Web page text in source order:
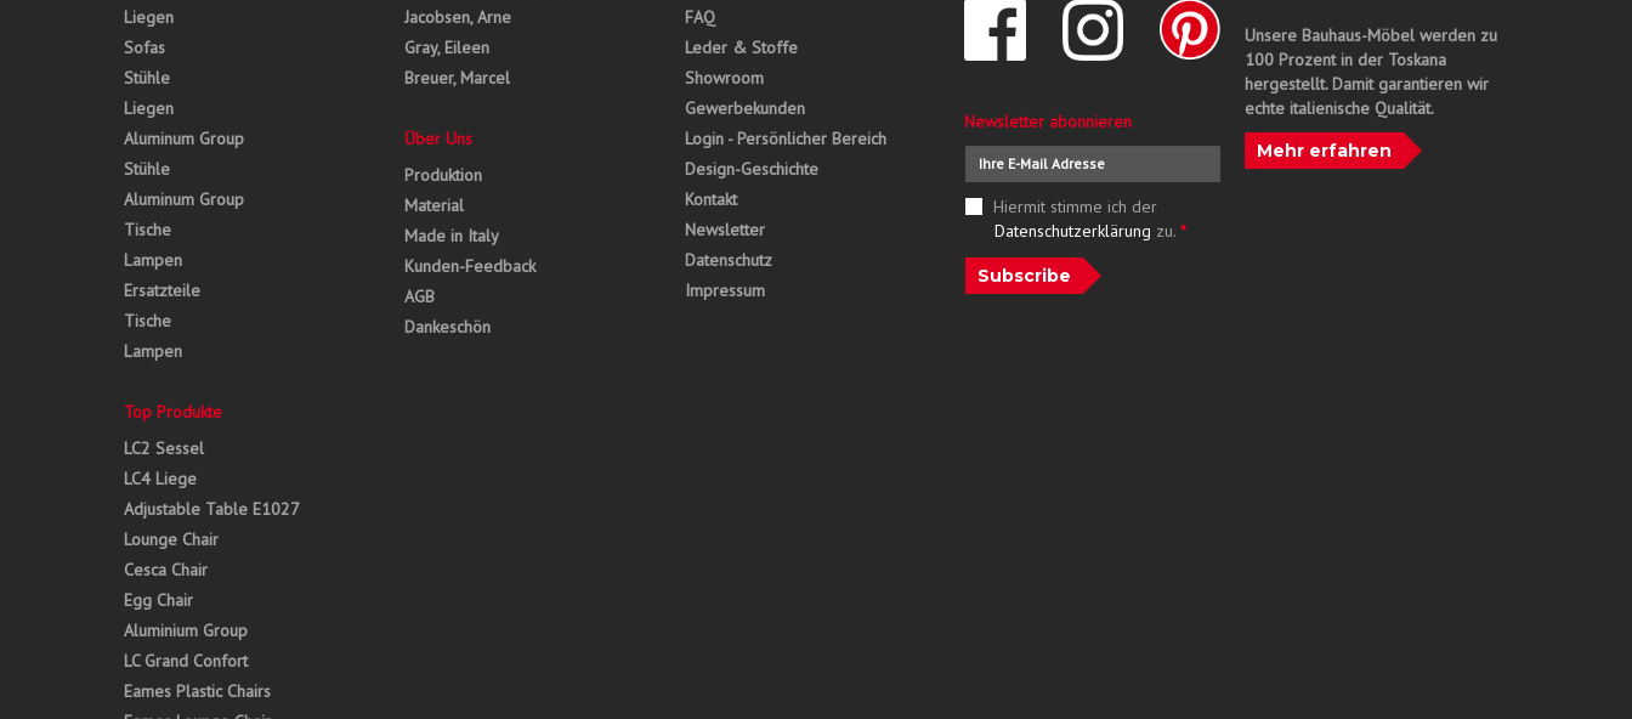
Liegen
Sofas
Stühle
Liegen
Aluminum Group
Stühle
Aluminum Group
Tische
Lampen
Ersatzteile
Tische
Lampen
Top Produkte
LC2 Sessel
LC4 Liege
Adjustable Table E1027
Lounge Chair
Cesca Chair
Egg Chair
Aluminium Group
LC Grand Confort
Eames Plastic Chairs
Jacobsen, Arne
Gray, Eileen
Breuer, Marcel
Über Uns
Produktion
Material
Made in Italy
Kunden-Feedback
AGB
Dankeschön
FAQ
Leder & Stoffe
Showroom
Gewerbekunden
Login - Persönlicher Bereich
Design-Geschichte
Kontakt
Newsletter
Datenschutz
Impressum
Newsletter abonnieren
Hiermit stimme ich der
Datenschutzerklärung zu. *
Subscribe
Unsere Bauhaus-Möbel werden zu
100 Prozent in der Toskana
hergestellt. Damit garantieren wir
echte italienische Qualität.
Mehr erfahren